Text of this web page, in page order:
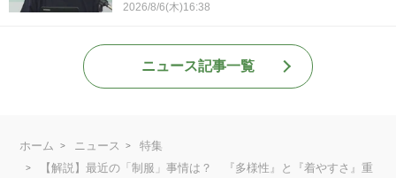
2026/8/6(木)16:38
ニュース記事一覧
ホーム ニュース
特集
【解説】最近の「制服」事情は？ 『多様性』と『着やすさ』重